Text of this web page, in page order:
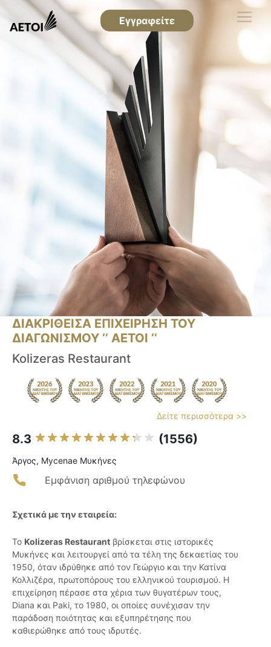
Εγγραφείτε
ΔΙΑΚΡΙΘΕΙΣΑ ΕΠΙΧΕΙΡΗΣΗ ΤΟΥ
ΔΙΑΓΩΝΙΣΜΟΥ ‘’ ΑΕΤΟΙ ‘’
Kolizeras Restaurant
Δείτε περισσότερα >>
8.3 (1556)
Άργος, Mycenae Μυκήνες
Εμφάνιση αριθμού τηλεφώνου
Σχετικά με την εταιρεία:
Το Kolizeras Restaurant βρίσκεται στις ιστορικές
Μυκήνες και λειτουργεί από τα τέλη της δεκαετίας του
1950, όταν ιδρύθηκε από τον Γεώργιο και την Κατίνα
Κολλιζέρα, πρωτοπόρους του ελληνικού τουρισμού. Η
επιχείρηση πέρασε στα χέρια των θυγατέρων τους,
Diana και Paki, το 1980, οι οποίες συνέχισαν την
παράδοση ποιότητας και εξυπηρέτησης που
καθιερώθηκε από τους ιδρυτές.